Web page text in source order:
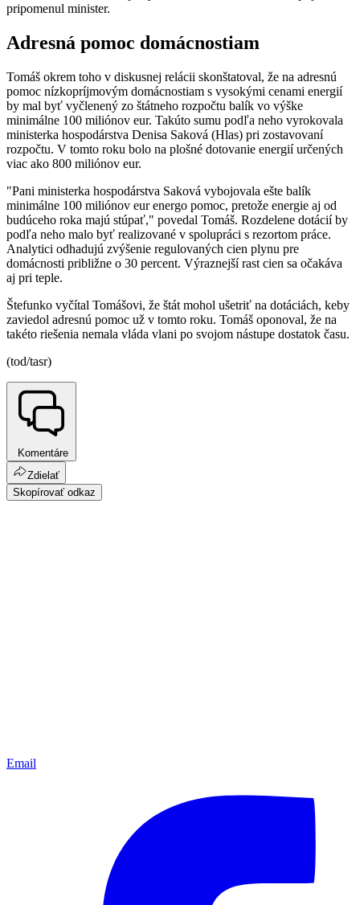
pripomenul minister.
Adresná pomoc domácnostiam
Tomáš okrem toho v diskusnej relácii skonštatoval, že na adresnú
pomoc nízkopríjmovým domácnostiam s vysokými cenami energií
by mal byť vyčlenený zo štátneho rozpočtu balík vo výške
minimálne 100 miliónov eur. Takúto sumu podľa neho vyrokovala
ministerka hospodárstva Denisa Saková (Hlas) pri zostavovaní
rozpočtu. V tomto roku bolo na plošné dotovanie energií určených
viac ako 800 miliónov eur.
"Pani ministerka hospodárstva Saková vybojovala ešte balík
minimálne 100 miliónov eur energo pomoc, pretože energie aj od
budúceho roka majú stúpať," povedal Tomáš. Rozdelene dotácií by
podľa neho malo byť realizované v spolupráci s rezortom práce.
Analytici odhadujú zvýšenie regulovaných cien plynu pre
domácnosti približne o 30 percent. Výraznejší rast cien sa očakáva
aj pri teple.
Štefunko vyčítal Tomášovi, že štát mohol ušetriť na dotáciách, keby
zaviedol adresnú pomoc už v tomto roku. Tomáš oponoval, že na
takéto riešenia nemala vláda vlani po svojom nástupe dostatok času.
(tod/tasr)
Komentáre
Zdielať
Skopírovať odkaz
Email